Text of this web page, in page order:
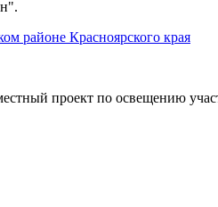
районе Красноярского края
проект по освещению